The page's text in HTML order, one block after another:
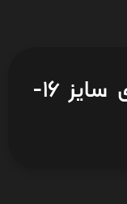
تایر موتورسیکلت شهری سایز 16-